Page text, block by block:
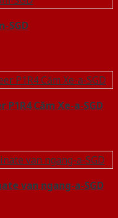
SGD
P1R4 Căm Xe-a-SGD
van ngang-a-SGD